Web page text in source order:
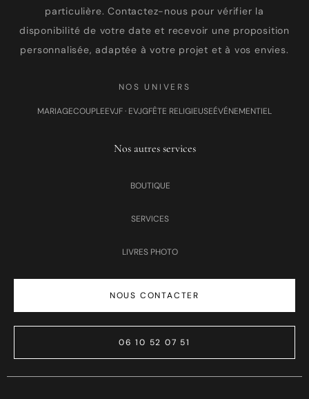
particulière. Contactez-nous pour vérifier la
disponibilité de votre date et recevoir une proposition
personnalisée, adaptée à votre projet et à vos envies.
NOS UNIVERS
MARIAGECOUPLEEVJF · EVJGFÊTE RELIGIEUSEÉVÉNEMENTIEL
Nos autres services
BOUTIQUE
SERVICES
LIVRES PHOTO
NOUS CONTACTER
06 10 52 07 51